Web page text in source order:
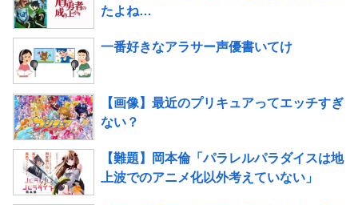
たよね…
一番好きなアラサー声優書いてけ
【画像】最近のプリキュアってエッチすぎ
ない？
【難題】岡本倫「パラレルパラダイスは地
上波でのアニメ化以外考えていない」